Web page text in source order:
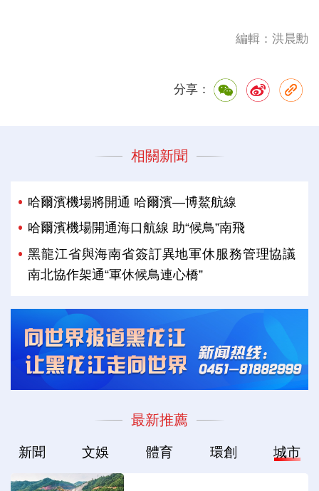
編輯：洪晨勳
分享：
相關新聞
哈爾濱機場將開通 哈爾濱—博鰲航線
哈爾濱機場開通海口航線 助“候鳥”南飛
黑龍江省與海南省簽訂異地軍休服務管理協議
南北協作架通“軍休候鳥連心橋”
最新推薦
新聞 文娛 體育 環創 城市